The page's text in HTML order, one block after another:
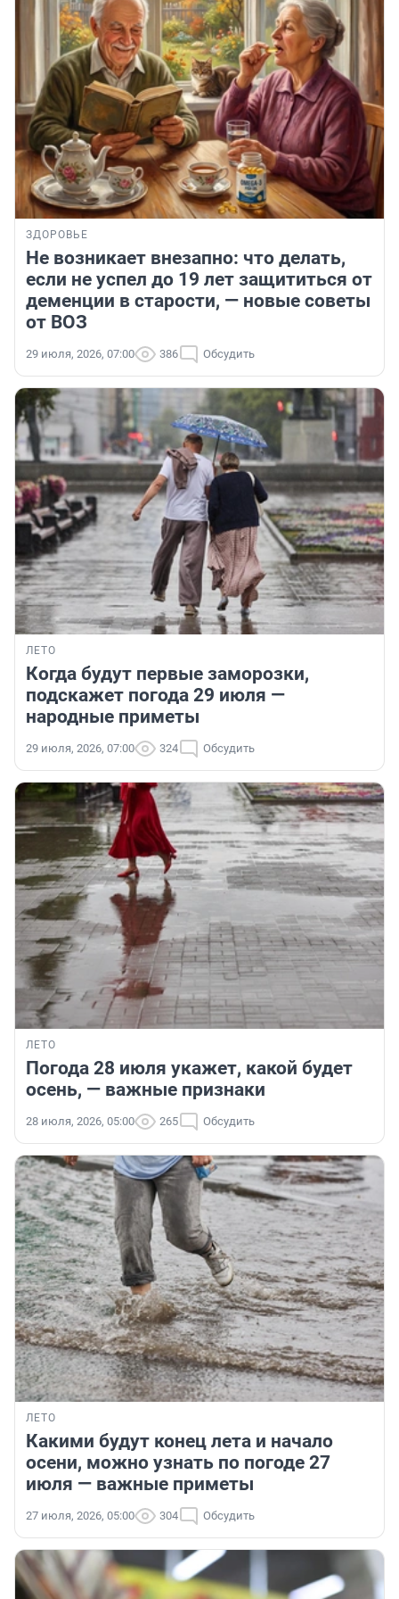
ЗДОРОВЬЕ
Не возникает внезапно: что делать,
если не успел до 19 лет защититься от
деменции в старости, — новые советы
от ВОЗ
29 июля, 2026, 07:00 386 Обсудить
ЛЕТО
Когда будут первые заморозки,
подскажет погода 29 июля —
народные приметы
29 июля, 2026, 07:00 324 Обсудить
ЛЕТО
Погода 28 июля укажет, какой будет
осень, — важные признаки
28 июля, 2026, 05:00 265 Обсудить
ЛЕТО
Какими будут конец лета и начало
осени, можно узнать по погоде 27
июля — важные приметы
27 июля, 2026, 05:00 304 Обсудить